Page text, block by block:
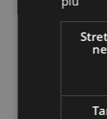
stagione
molti anni di
recano in
scegliersi il